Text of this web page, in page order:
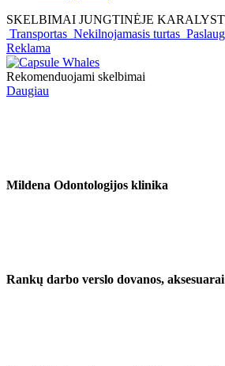
SKELBIMAI JUNGTINĖJE
Transportas Nekilnojamasis turtas
Reklama
Rekomenduojami skelbimai
Daugiau
Mildena Odontologijos klinika
Rankų darbo verslo dovanos,